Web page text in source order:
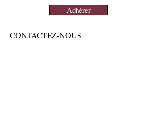
Adhérer
CONTACTEZ-NOUS